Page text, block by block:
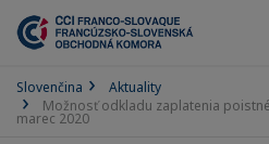
Slovenčina
Aktuality
Možnosť odkladu zaplatenia
marec 2020